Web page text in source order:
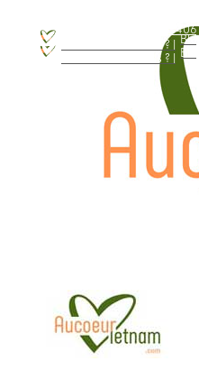
WhatsApp: +84.909.426.406
Qui sommes - nous ? |
Qui sommes - nous ? |